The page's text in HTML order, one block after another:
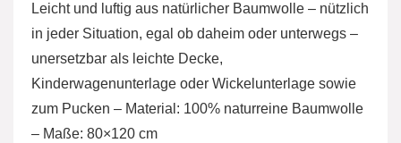
Leicht und luftig aus natürlicher Baumwolle – nützlich
in jeder Situation, egal ob daheim oder unterwegs –
unersetzbar als leichte Decke,
Kinderwagenunterlage oder Wickelunterlage sowie
zum Pucken – Material: 100% naturreine Baumwolle
– Maße: 80×120 cm